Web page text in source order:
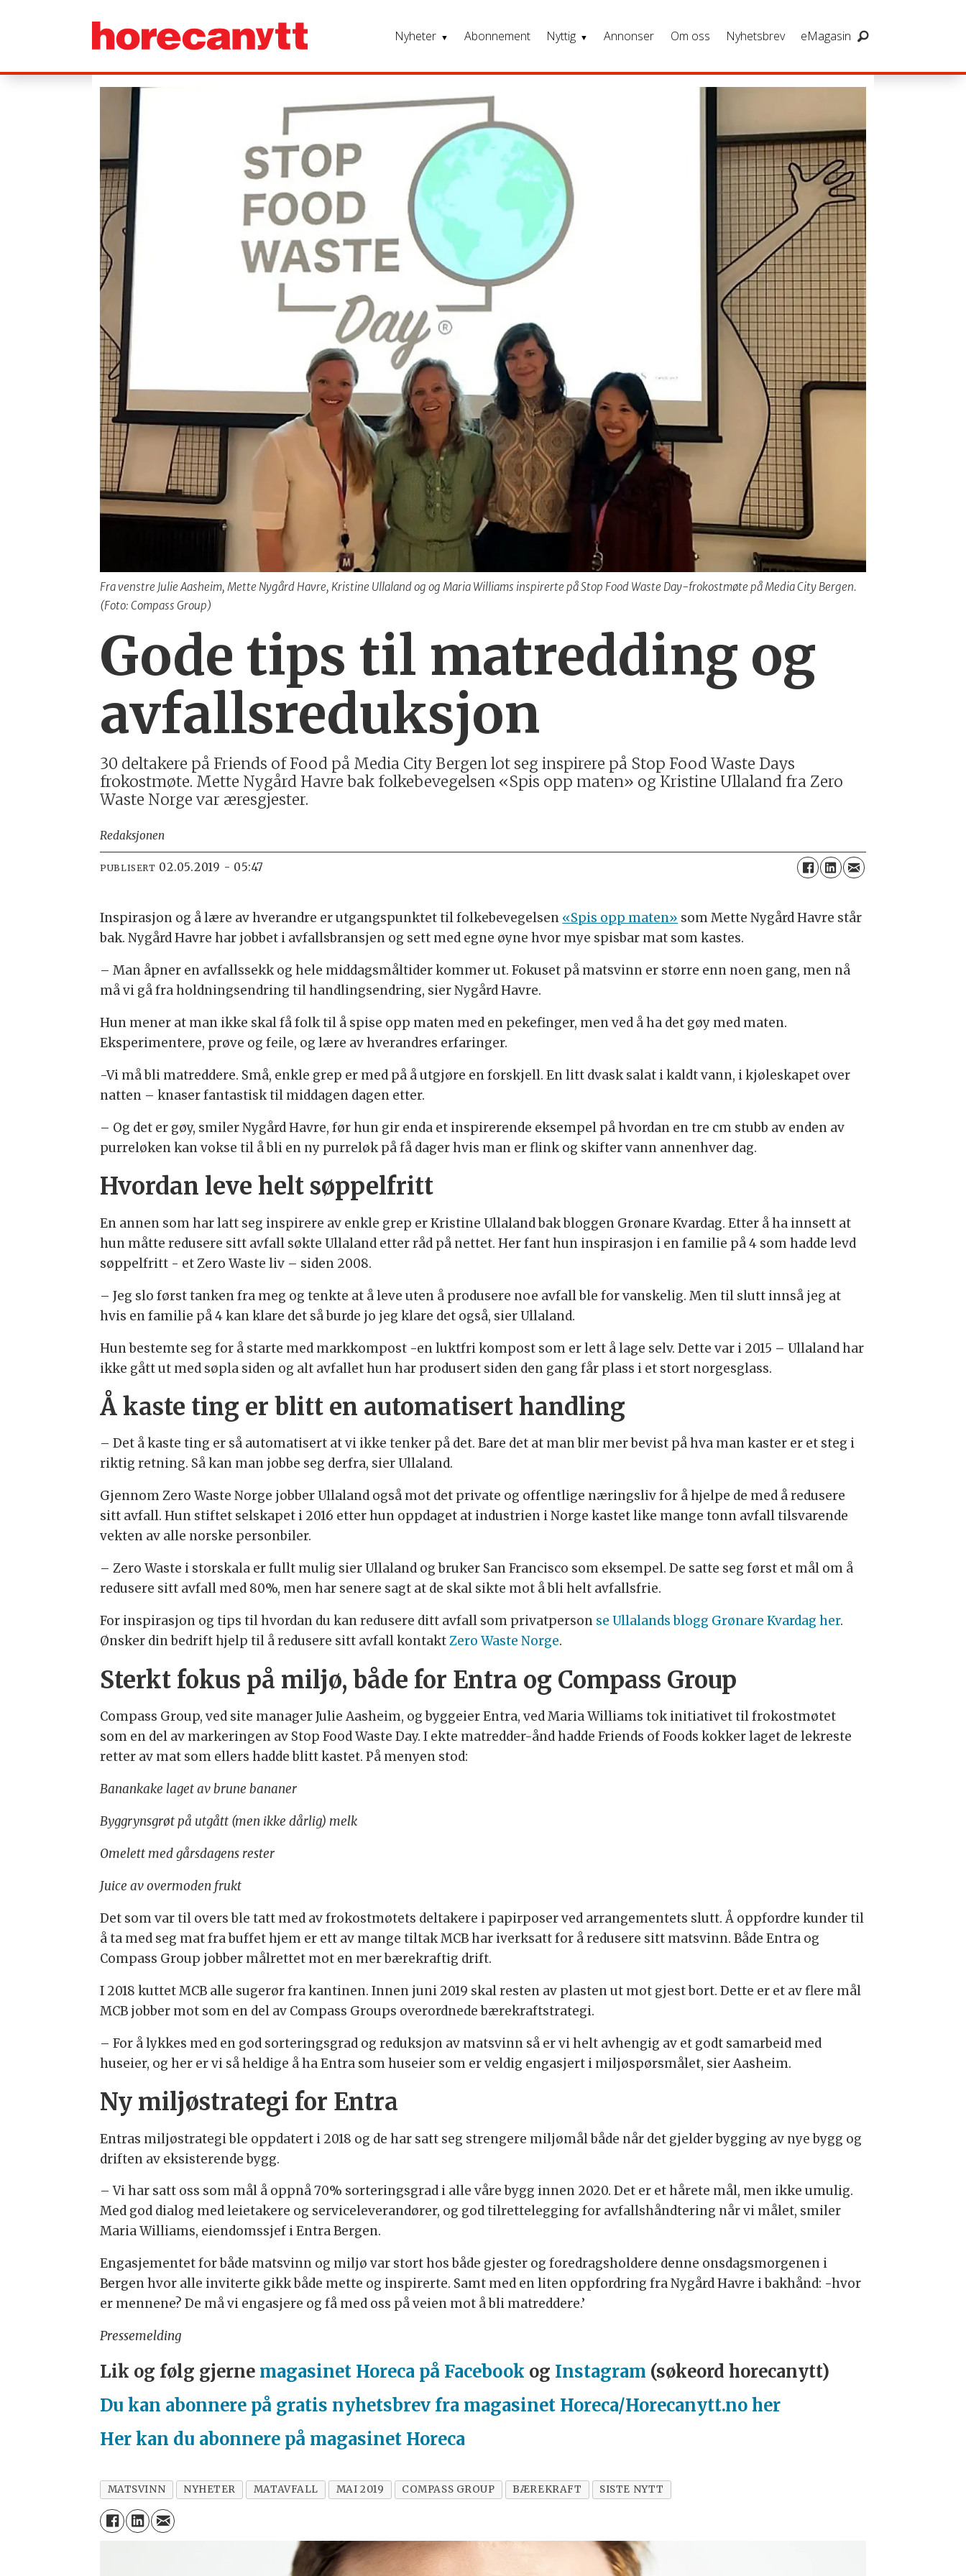
Nyheter Abonnement Nyttig Annonser Om oss Nyhetsbrev eMagasin
Fra venstre Julie Aasheim, Mette Nygård Havre, Kristine Ullaland og og Maria Williams inspirerte på Stop Food Waste Day-frokostmøte på Media City Bergen.
(Foto: Compass Group)
Gode tips til matredding og
avfallsreduksjon
30 deltakere på Friends of Food på Media City Bergen lot seg inspirere på Stop Food Waste Days
frokostmøte. Mette Nygård Havre bak folkebevegelsen «Spis opp maten» og Kristine Ullaland fra Zero
Waste Norge var æresgjester.
Redaksjonen
PUBLISERT 02.05.2019 - 05:47
Inspirasjon og å lære av hverandre er utgangspunktet til folkebevegelsen «Spis opp maten» som Mette Nygård Havre står
bak. Nygård Havre har jobbet i avfallsbransjen og sett med egne øyne hvor mye spisbar mat som kastes.
– Man åpner en avfallssekk og hele middagsmåltider kommer ut. Fokuset på matsvinn er større enn noen gang, men nå
må vi gå fra holdningsendring til handlingsendring, sier Nygård Havre.
Hun mener at man ikke skal få folk til å spise opp maten med en pekefinger, men ved å ha det gøy med maten.
Eksperimentere, prøve og feile, og lære av hverandres erfaringer.
-Vi må bli matreddere. Små, enkle grep er med på å utgjøre en forskjell. En litt dvask salat i kaldt vann, i kjøleskapet over
natten – knaser fantastisk til middagen dagen etter.
– Og det er gøy, smiler Nygård Havre, før hun gir enda et inspirerende eksempel på hvordan en tre cm stubb av enden av
purreløken kan vokse til å bli en ny purreløk på få dager hvis man er flink og skifter vann annenhver dag.
Hvordan leve helt søppelfritt
En annen som har latt seg inspirere av enkle grep er Kristine Ullaland bak bloggen Grønare Kvardag. Etter å ha innsett at
hun måtte redusere sitt avfall søkte Ullaland etter råd på nettet. Her fant hun inspirasjon i en familie på 4 som hadde levd
søppelfritt - et Zero Waste liv – siden 2008.
– Jeg slo først tanken fra meg og tenkte at å leve uten å produsere noe avfall ble for vanskelig. Men til slutt innså jeg at
hvis en familie på 4 kan klare det så burde jo jeg klare det også, sier Ullaland.
Hun bestemte seg for å starte med markkompost -en luktfri kompost som er lett å lage selv. Dette var i 2015 – Ullaland har
ikke gått ut med søpla siden og alt avfallet hun har produsert siden den gang får plass i et stort norgesglass.
Å kaste ting er blitt en automatisert handling
– Det å kaste ting er så automatisert at vi ikke tenker på det. Bare det at man blir mer bevist på hva man kaster er et steg i
riktig retning. Så kan man jobbe seg derfra, sier Ullaland.
Gjennom Zero Waste Norge jobber Ullaland også mot det private og offentlige næringsliv for å hjelpe de med å redusere
sitt avfall. Hun stiftet selskapet i 2016 etter hun oppdaget at industrien i Norge kastet like mange tonn avfall tilsvarende
vekten av alle norske personbiler.
– Zero Waste i storskala er fullt mulig sier Ullaland og bruker San Francisco som eksempel. De satte seg først et mål om å
redusere sitt avfall med 80%, men har senere sagt at de skal sikte mot å bli helt avfallsfrie.
For inspirasjon og tips til hvordan du kan redusere ditt avfall som privatperson se Ullalands blogg Grønare Kvardag her.
Ønsker din bedrift hjelp til å redusere sitt avfall kontaktZero Waste Norge.
Sterkt fokus på miljø, både for Entra og Compass Group
Compass Group, ved site manager Julie Aasheim, og byggeier Entra, ved Maria Williams tok initiativet til frokostmøtet
som en del av markeringen av Stop Food Waste Day. I ekte matredder-ånd hadde Friends of Foods kokker laget de lekreste
retter av mat som ellers hadde blitt kastet. På menyen stod:
Banankake laget av brune bananer
Byggrynsgrøt på utgått (men ikke dårlig) melk
Omelett med gårsdagens rester
Juice av overmoden frukt
Det som var til overs ble tatt med av frokostmøtets deltakere i papirposer ved arrangementets slutt. Å oppfordre kunder til
å ta med seg mat fra buffet hjem er ett av mange tiltak MCB har iverksatt for å redusere sitt matsvinn. Både Entra og
Compass Group jobber målrettet mot en mer bærekraftig drift.
I 2018 kuttet MCB alle sugerør fra kantinen. Innen juni 2019 skal resten av plasten ut mot gjest bort. Dette er et av flere mål
MCB jobber mot som en del av Compass Groups overordnede bærekraftstrategi.
– For å lykkes med en god sorteringsgrad og reduksjon av matsvinn så er vi helt avhengig av et godt samarbeid med
huseier, og her er vi så heldige å ha Entra som huseier som er veldig engasjert i miljøspørsmålet, sier Aasheim.
Ny miljøstrategi for Entra
Entras miljøstrategi ble oppdatert i 2018 og de har satt seg strengere miljømål både når det gjelder bygging av nye bygg og
driften av eksisterende bygg.
– Vi har satt oss som mål å oppnå 70% sorteringsgrad i alle våre bygg innen 2020. Det er et hårete mål, men ikke umulig.
Med god dialog med leietakere og serviceleverandører, og god tilrettelegging for avfallshåndtering når vi målet, smiler
Maria Williams, eiendomssjef i Entra Bergen.
Engasjementet for både matsvinn og miljø var stort hos både gjester og foredragsholdere denne onsdagsmorgenen i
Bergen hvor alle inviterte gikk både mette og inspirerte. Samt med en liten oppfordring fra Nygård Havre i bakhånd: -hvor
er mennene? De må vi engasjere og få med oss på veien mot å bli matreddere.’
Pressemelding
Lik og følg gjerne magasinet Horeca på Facebook og Instagram (søkeord horecanytt)
Du kan abonnere på gratis nyhetsbrev fra magasinet Horeca/Horecanytt.no her
Her kan du abonnere på magasinet Horeca
MATSVINN NYHETER MATAVFALL MAI 2019 COMPASS GROUP BÆREKRAFT SISTE NYTT